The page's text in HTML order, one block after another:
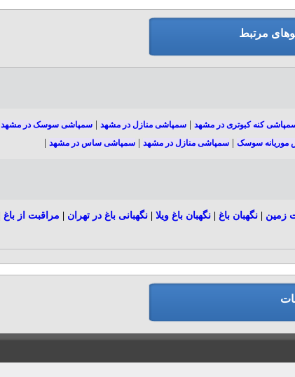
مرتبط
کنه کبوتری در مشهد |سمپاشی منازل در مشهد |سمپاشی سوسک در مشهد
سوسک |سمپاشی منازل در مشهد |سمپاشی ساس در مشهد
زمین |نگهبان باغ |نگهبان باغ ویلا |نگهبانی باغ در تهران مراقبت از باغ